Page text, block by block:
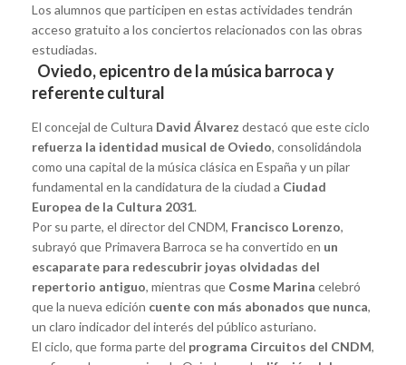
Los alumnos que participen en estas actividades tendrán
acceso gratuito a los conciertos relacionados con las obras
estudiadas.
Oviedo, epicentro de la música barroca y
referente cultural
El concejal de Cultura David Álvarez destacó que este ciclo
refuerza la identidad musical de Oviedo, consolidándola
como una capital de la música clásica en España y un pilar
fundamental en la candidatura de la ciudad a Ciudad
Europea de la Cultura 2031.
Por su parte, el director del CNDM, Francisco Lorenzo,
subrayó que Primavera Barroca se ha convertido en un
escaparate para redescubrir joyas olvidadas del
repertorio antiguo, mientras que Cosme Marina celebró
que la nueva edición cuente con más abonados que nunca,
un claro indicador del interés del público asturiano.
El ciclo, que forma parte del programa Circuitos del CNDM,